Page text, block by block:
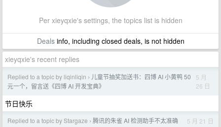
Per xieyqxie's settings, the topics list is hidden
Dealsinfo, including closed deals, is not hidden
xieyqxie's recent replies
Replied to a topic by liqinliqin › 儿童节抽奖加送书：四博 AI 小黄鸭 50
元一个，留言送《四博 AI 开发宝典》
5 月
26 日
节日快乐
Replied to a topic by Stargaze › 腾讯的朱雀 AI 检测助手不太准确 5 月 21 日